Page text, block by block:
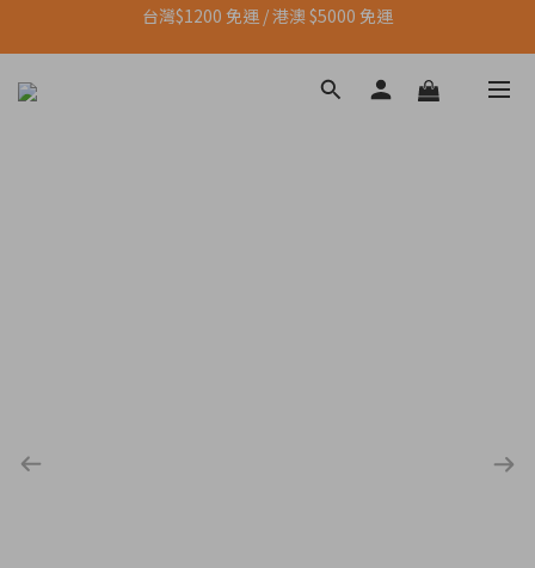
台灣$1200 免運 / 港澳 $5000 免運
【點我👉】加入淡果香小公寓🍎 享每月獨家優惠